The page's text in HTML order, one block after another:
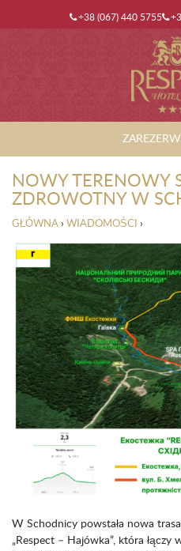
+38 (067) 440 5755
NOWY TERENOWY
ZDROWOTNY W
GŁÓWNA › WIADOMOŚCI ›
W Schodnicy powstała nowa
„Respect – Hajówka”, która